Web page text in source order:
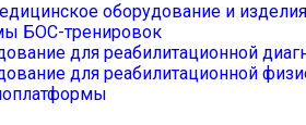
оборудование и изделия
БОС-тренировок
для реабилитационной
для реабилитационной